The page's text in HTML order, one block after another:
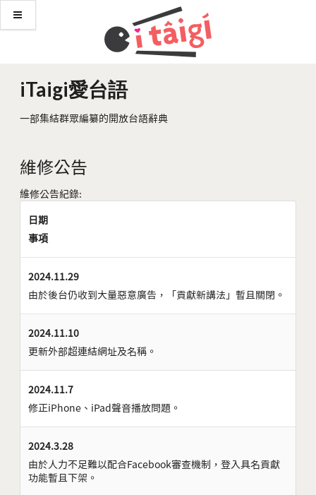
iTaigi愛台語
一部集結群眾編纂的開放台語辭典
維修公告
維修公告紀錄:
日期
事項
2024.11.29
由於後台仍收到大量惡意廣告，「貢獻新講法」暫且關閉。
2024.11.10
更新外部超連結網址及名稱。
2024.11.7
修正iPhone、iPad聲音播放問題。
2024.3.28
由於人力不足難以配合Facebook審查機制，登入具名貢獻
功能暫且下架。